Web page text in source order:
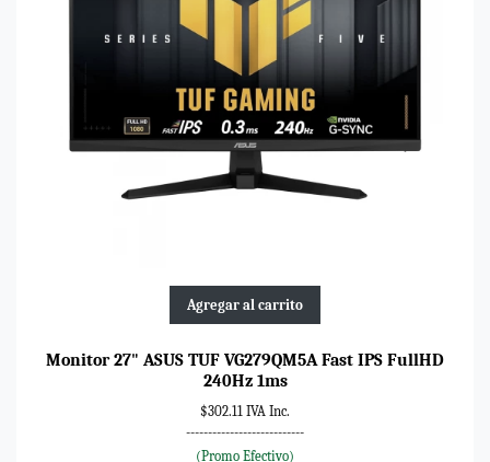
Agregar al carrito
Monitor 27" ASUS TUF VG279QM5A Fast IPS FullHD
240Hz 1ms
$302.11 IVA Inc.
---------------------------
(Promo Efectivo)